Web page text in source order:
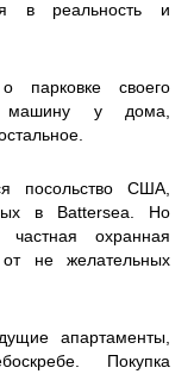
в реальность и
парковке своего
машину у дома,
посольство США,
в Battersea. Но
охранная
от не желательных
апартаменты,
Покупка